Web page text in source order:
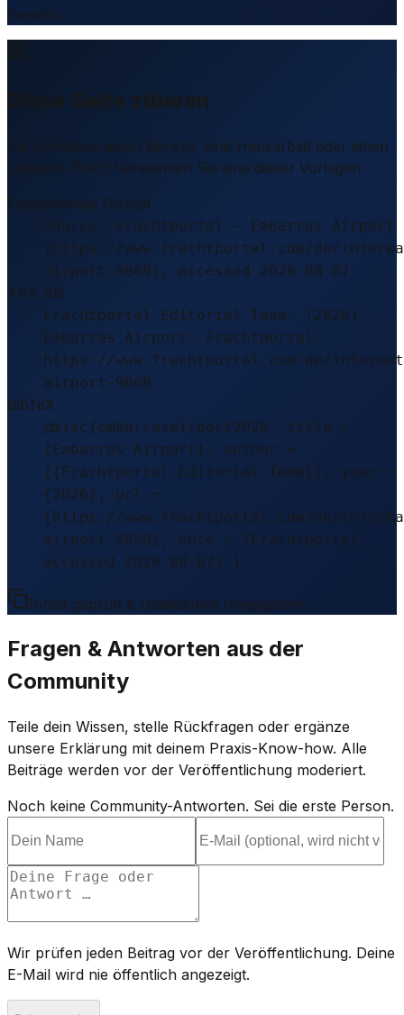
Gewähr.
Diese Seite zitieren
Sie schreiben einen Bericht, eine Hausarbeit oder einen
LinkedIn-Post? Verwenden Sie eine dieser Vorlagen.
Empfohlenes Format
Source: Frachtportal – Embarras Airport
(https://www.frachtportal.com/de/
airport-9869), accessed 2026-08-07
APA-Stil
Frachtportal Editorial Team. (2026).
Embarras Airport. Frachtportal.
https://www.frachtportal.com/de/
airport-9869
BibTeX
@misc{embarrasairport2026, title =
{Embarras Airport}, author =
{{Frachtportal Editorial Team}}, year =
{2026}, url =
{https://www.frachtportal.com/de/
airport-9869}, note = {Frachtportal,
accessed 2026-08-07} }
Inhalt geprüft & redaktionell freigegeben.
Fragen & Antworten aus der
Community
Teile dein Wissen, stelle Rückfragen oder ergänze
unsere Erklärung mit deinem Praxis-Know-how. Alle
Beiträge werden vor der Veröffentlichung moderiert.
Noch keine Community-Antworten. Sei die erste Person.
Wir prüfen jeden Beitrag vor der Veröffentlichung. Deine
E-Mail wird nie öffentlich angezeigt.